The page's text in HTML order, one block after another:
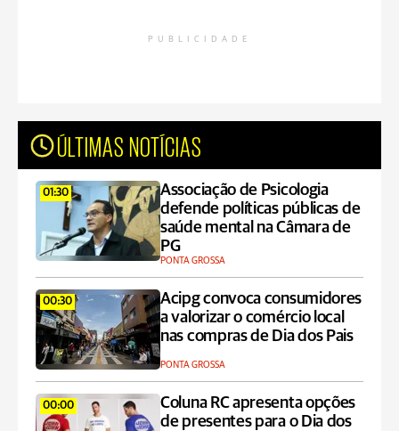
PUBLICIDADE
ÚLTIMAS NOTÍCIAS
01:30
Associação de Psicologia
defende políticas públicas de
saúde mental na Câmara de
PG
PONTA GROSSA
00:30
Acipg convoca consumidores
a valorizar o comércio local
nas compras de Dia dos Pais
PONTA GROSSA
00:00
Coluna RC apresenta opções
de presentes para o Dia dos